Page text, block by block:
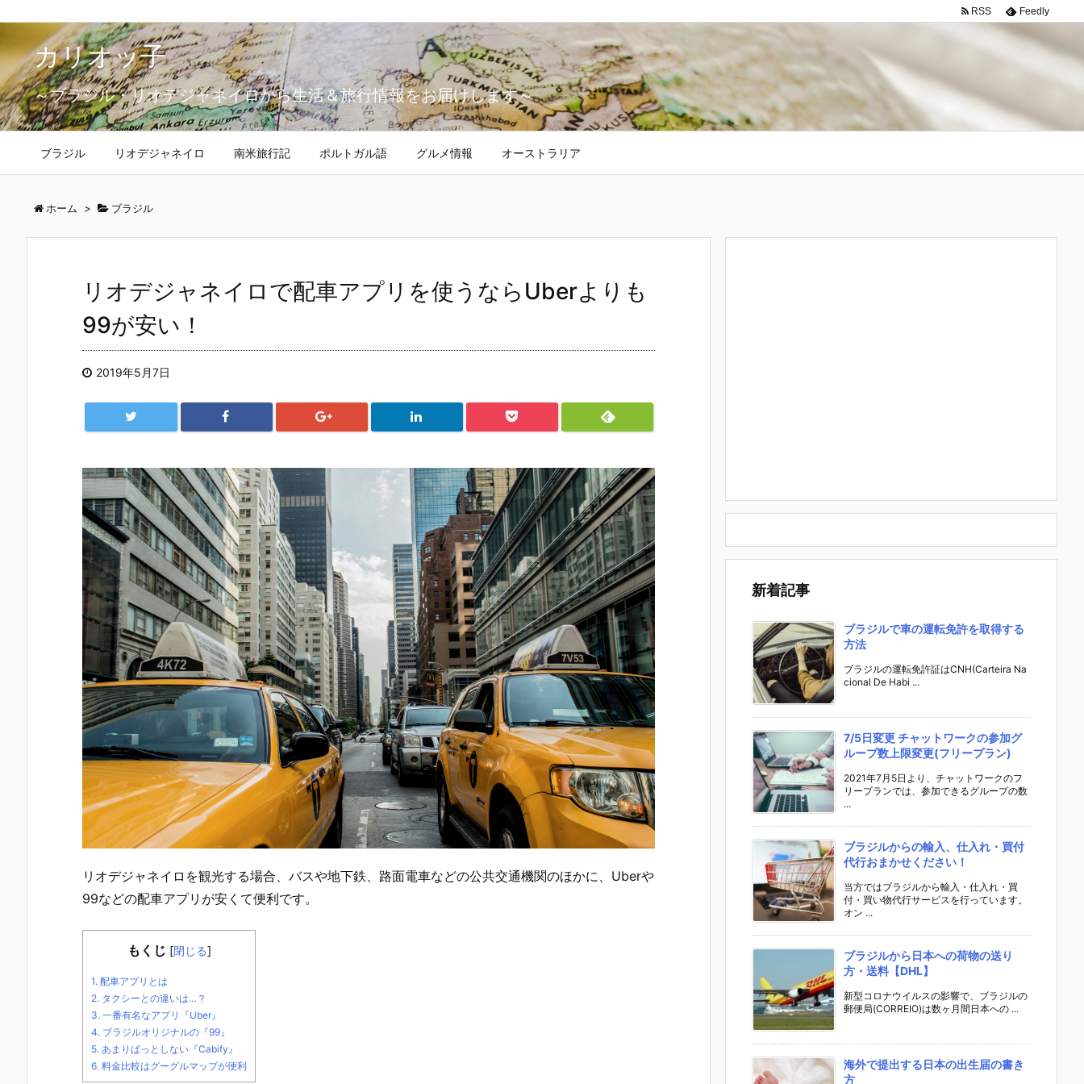
カリオッ子
～ブラジル・リオデジャネイロから生活＆旅行情報をお届けします～
ブラジル リオデジャネイロ 南米旅行記 ポルトガル語 グルメ情報 オーストラリア
RSS Feedly
ホーム > ブラジル
リオデジャネイロで配車アプリを使うならUberよりも
99が安い！
2019年5月7日
リオデジャネイロを観光する場合、バスや地下鉄、路面電車などの公共交通機関のほかに、Uberや
99などの配車アプリが安くて便利です。
もくじ [閉じる]
1. 配車アプリとは
2. タクシーとの違いは…？
3. 一番有名なアプリ『Uber』
4. ブラジルオリジナルの『99』
5. あまりぱっとしない『Cabify』
6. 料金比較はグーグルマップが便利
新着記事
ブラジルで車の運転免許を取得する
方法
ブラジルの運転免許証はCNH(Carteira Na
cional De Habi ...
7/5日変更 チャットワークの参加グ
ループ数上限変更(フリープラン)
2021年7月5日より、チャットワークのフ
リープランでは、参加できるグループの数
...
ブラジルからの輸入、仕入れ・買付
代行おまかせください！
当方ではブラジルから輸入・仕入れ・買
付・買い物代行サービスを行っています。
オン ...
ブラジルから日本への荷物の送り
方・送料【DHL】
新型コロナウイルスの影響で、ブラジルの
郵便局(CORREIO)は数ヶ月間日本への ...
海外で提出する日本の出生届の書き
方